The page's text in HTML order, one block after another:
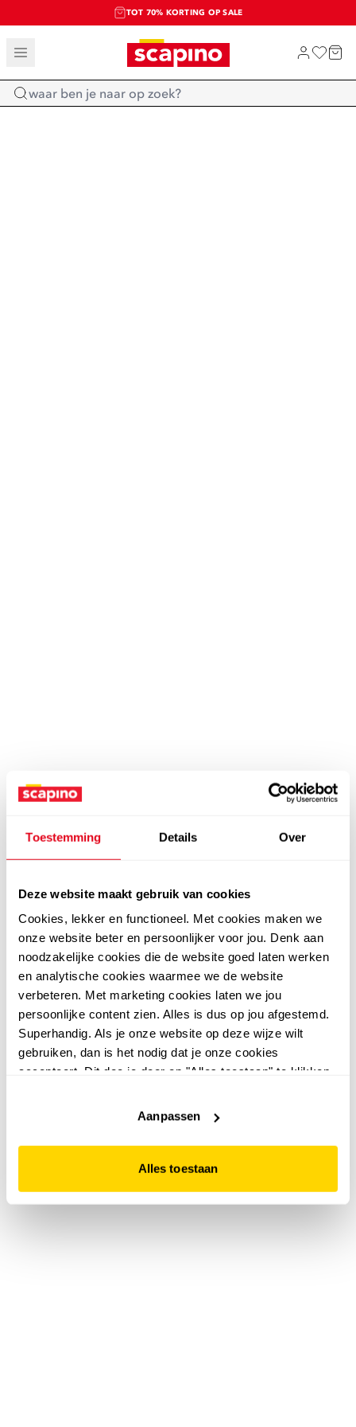
Toestemming Details Over
Deze website maakt gebruik van cookies
Cookies, lekker en functioneel. Met cookies maken we
onze website beter en persoonlijker voor jou. Denk aan
noodzakelijke cookies die de website goed laten werken
en analytische cookies waarmee we de website
verbeteren. Met marketing cookies laten we jou
persoonlijke content zien. Alles is dus op jou afgestemd.
Superhandig. Als je onze website op deze wijze wilt
gebruiken, dan is het nodig dat je onze cookies
accepteert. Dit doe je door op "Alles toestaan" te klikken.
website niet optimaal functioneert.
Aanpassen
Alles toestaan
TOT 70% KORTING OP SALE
SALE: LAATSTE KANS!
SHOP NIEUW
Home